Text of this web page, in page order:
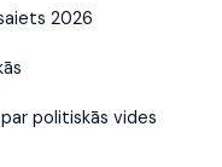
2026
politiskās vides